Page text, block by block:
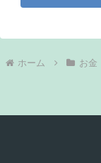
ホーム お金